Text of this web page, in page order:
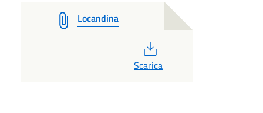
Locandina
Scarica